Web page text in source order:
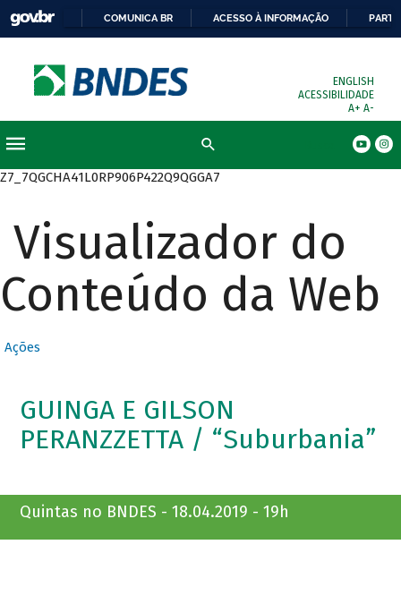
COMUNICA BR ACESSO À INFORMAÇÃO
ENGLISH
ACESSIBILIDADE
A+ A-
Z7_7QGCHA41L0RP906P422Q9QGGA7
Visualizador do
Conteúdo da Web
Ações
GUINGA E GILSON
PERANZZETTA / “Suburbania”
Quintas no BNDES - 18.04.2019 - 19h